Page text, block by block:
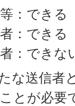
：できる
：できる
：できな
な送信者
とが必要